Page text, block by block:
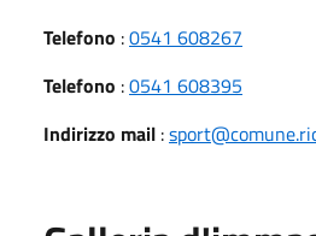
Telefono :0541 608267
Telefono :0541 608395
Indirizzo mail :